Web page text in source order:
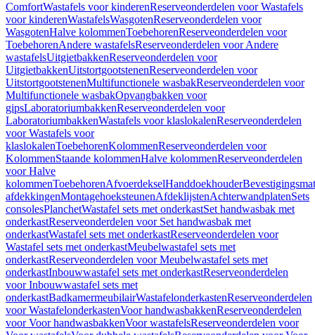
ComfortWastafels voor kinderenReserveonderdelen voor Wastafels
voor kinderenWastafelsWasgotenReserveonderdelen voor
WasgotenHalve kolommenToebehorenReserveonderdelen voor
ToebehorenAndere wastafelsReserveonderdelen voor Andere
wastafelsUitgietbakkenReserveonderdelen voor
UitgietbakkenUitstortgootstenenReserveonderdelen voor
UitstortgootstenenMultifunctionele wasbakReserveonderdelen voor
Multifunctionele wasbakOpvangbakken voor
gipsLaboratoriumbakkenReserveonderdelen voor
LaboratoriumbakkenWastafels voor klaslokalenReserveonderdelen
voor Wastafels voor
klaslokalenToebehorenKolommenReserveonderdelen voor
KolommenStaande kolommenHalve kolommenReserveonderdelen
voor Halve
kolommenToebehorenAfvoerdekselHanddoekhouder
afdekkingenMontagehoeksteunenAfdeklijstenAchterwandplatenSets
consolesPlanchetWastafel sets met onderkastSet handwasbak met
onderkastReserveonderdelen voor Set handwasbak met
onderkastWastafel sets met onderkastReserveonderdelen voor
Wastafel sets met onderkastMeubelwastafel sets met
onderkastReserveonderdelen voor Meubelwastafel sets met
onderkastInbouwwastafel sets met onderkastReserveonderdelen
voor Inbouwwastafel sets met
onderkastBadkamermeubilairWastafelonderkastenReserveonderdelen
voor WastafelonderkastenVoor handwasbakkenReserveonderdelen
voor Voor handwasbakkenVoor wastafelsReserveonderdelen voor